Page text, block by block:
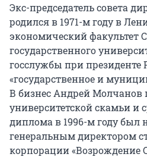
Экс-председатель совета
родился в 1971-м году в
экономический факультет
государственного
госслужбы при президенте
«государственное и
В бизнес Андрей
университетской скамьи и
диплома в 1996-м году был
генеральным директором
корпорации «Возрождение